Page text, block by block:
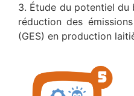
3. Étude du potentiel du
réduction des
(GES) en production